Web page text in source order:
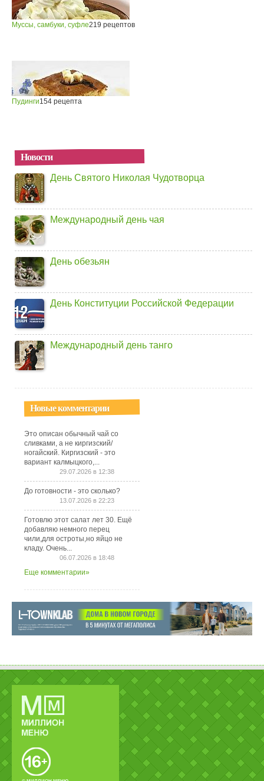
Муссы, самбуки, суфле219 рецептов
Пудинги154 рецепта
Новости
День Святого Николая Чудотворца
Международный день чая
День обезьян
День Конституции Российской Федерации
Международный день танго
Новые комментарии
Это описан обычный чай со
сливками, а не киргизский/
ногайский. Киргизский - это
вариант калмыцкого,...
29.07.2026 в 12:38
До готовности - это сколько?
13.07.2026 в 22:23
Готовлю этот салат лет 30. Ещё
добавляю немного перец
чили,для остроты,но яйцо не
кладу. Очень...
06.07.2026 в 18:48
Еще комментарии»